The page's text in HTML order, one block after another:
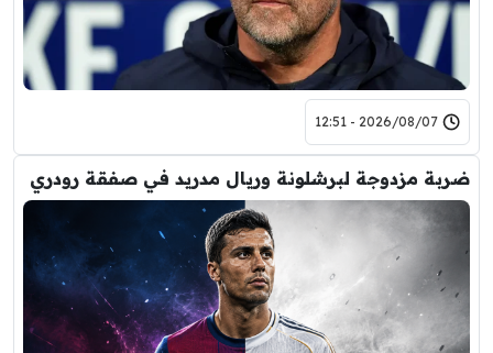
2026/08/07 - 12:51
ضربة مزدوجة لبرشلونة وريال مدريد في صفقة رودري